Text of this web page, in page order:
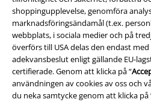
shoppingupplevelse, genomföra
marknadsföringsändamål (t.ex.
webbplats, i sociala medier och på
överförs till USA delas den endast
adekvansbeslut enligt gällande EU-
certifierade. Genom att klicka på “
användningen av cookies av oss och
du neka samtycke genom att klicka på
Juridisk information/
Villkor
Om oss